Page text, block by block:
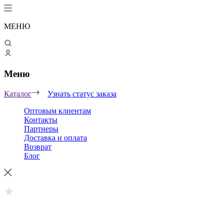
МЕНЮ
Меню
Каталог
Узнать статус заказа
Оптовым клиентам
Контакты
Партнеры
Доставка и оплата
Возврат
Блог